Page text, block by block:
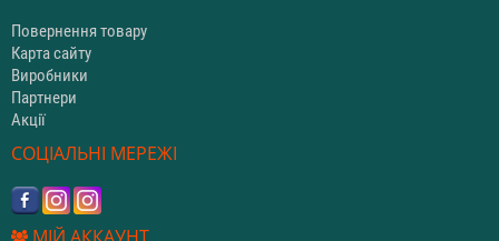
Повернення товару
Карта сайту
Виробники
Партнери
Акції
СОЦІАЛЬНІ МЕРЕЖІ